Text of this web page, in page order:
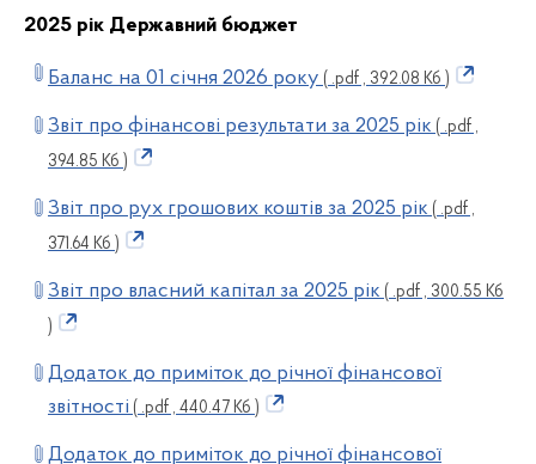
2025 рік Державний бюджет
Баланс на 01 січня 2026 року ( .pdf , 392.08 Кб )
Звіт про фінансові результати за 2025 рік ( .pdf ,
394.85 Кб )
Звіт про рух грошових коштів за 2025 рік ( .pdf ,
371.64 Кб )
Звіт про власний капітал за 2025 рік ( .pdf , 300.55 Кб
)
Додаток до приміток до річної фінансової
звітності ( .pdf , 440.47 Кб )
Додаток до приміток до річної фінансової